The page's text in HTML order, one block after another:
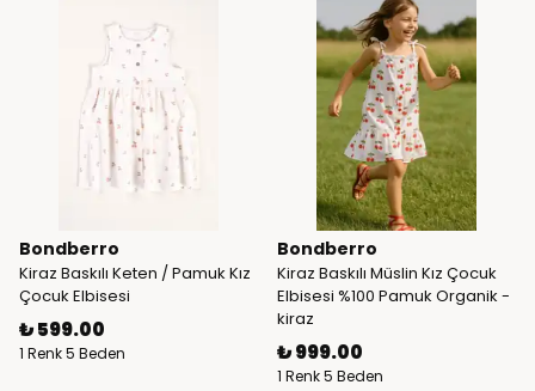
Bondberro
Kiraz Baskılı Keten / Pamuk Kız
Çocuk Elbisesi
₺ 599.00
1 Renk 5 Beden
Bondberro
Kiraz Baskılı Müslin Kız Çocuk
Elbisesi %100 Pamuk Organik -
kiraz
₺ 999.00
1 Renk 5 Beden